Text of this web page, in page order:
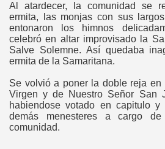
Al atardecer, la comunidad se
ermita, las monjas con sus
entonaron los himnos
celebró en altar improvisado la
Salve Solemne. Así quedaba
ermita de la Samaritana.
Se volvió a poner la doble reja en
Virgen y de Nuestro Señor San
habiendose votado en capitulo
demás menesteres a cargo
comunidad.